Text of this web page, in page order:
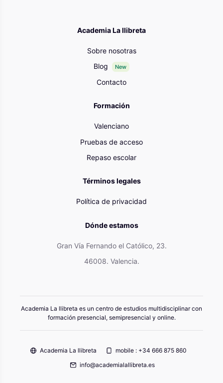
Academia La llibreta
Sobre nosotras
Blog
New
Contacto
Formación
Valenciano
Pruebas de acceso
Repaso escolar
Términos legales
Política de privacidad
Dónde estamos
Gran Vía Fernando el Católico, 23.
46008. Valencia.
Academia La llibreta es un centro de estudios multidisciplinar con
formación presencial, semipresencial y online.
Academia La llibreta
mobile : +34 666 875 860
info@academialallibreta.es